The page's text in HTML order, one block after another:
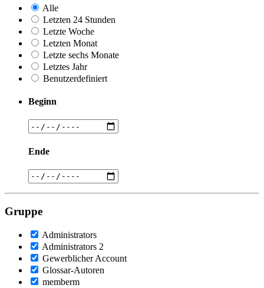
Alle
Letzten 24 Stunden
Letzte Woche
Letzten Monat
Letzte sechs Monate
Letztes Jahr
Benutzerdefiniert
Beginn
Ende
Gruppe
Administrators
Administrators 2
Gewerblicher Account
Glossar-Autoren
memberm